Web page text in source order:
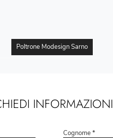
Poltrone Modesign Sarno
INFORMAZIONI